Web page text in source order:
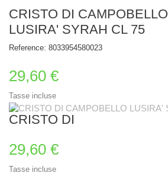
CRISTO DI CAMPOBELLO
LUSIRA' SYRAH CL 75
Reference: 8033954580023
29,60 €
Tasse incluse
CRISTO DI
29,60 €
Tasse incluse